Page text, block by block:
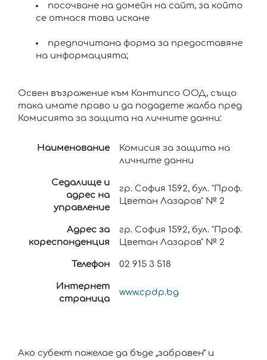
посочване на домейн на сайт, за който
се отнася това искане
предпочитана форма за предоставяне
на информацията;
Освен възражение към Контипсо ООД, също
така имате право и да подадете жалба пред
Комисията за защита на личните данни:
Наименование
Комисия за защита на
личните данни
Седалище и
адрес на
управление
гр. София 1592, бул. "Проф.
Цветан Лазаров" № 2
Адрес за
кореспонденция
гр. София 1592, бул. "Проф.
Цветан Лазаров" № 2
Телефон 02 915 3 518
Интернет
страница
www.cpdp.bg
Ако субект пожелае да бъде „забравен“ и